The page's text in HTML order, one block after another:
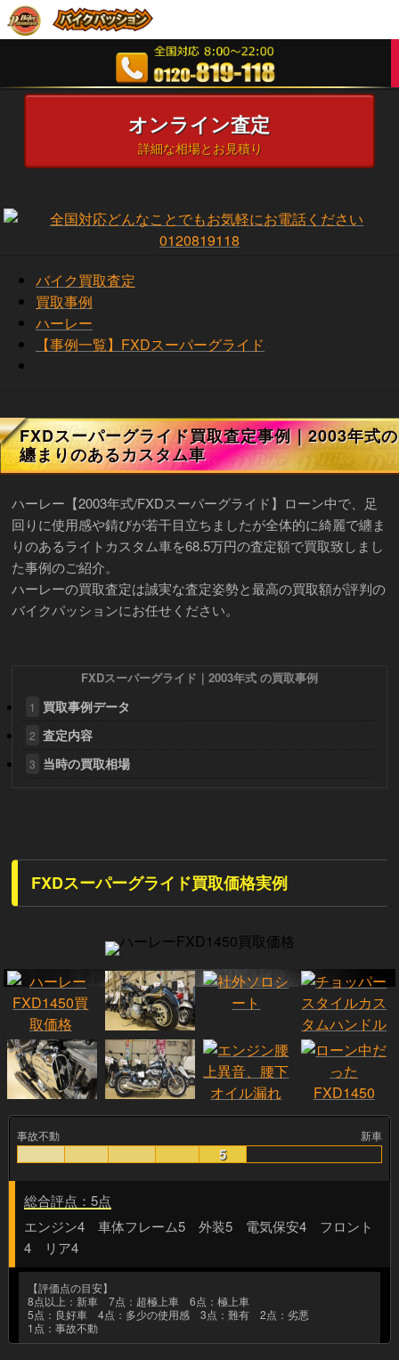
オンライン査定
詳細な相場とお見積り
バイク買取査定
買取事例
ハーレー
【事例一覧】FXDスーパーグライド
FXDスーパーグライド買取査定事例｜2003年式の
纏まりのあるカスタム車
ハーレー【2003年式/FXDスーパーグライド】ローン中で、足
回りに使用感や錆びが若干目立ちましたが全体的に綺麗で纏ま
りのあるライトカスタム車を68.5万円の査定額で買取致しまし
た事例のご紹介。
ハーレーの買取査定は誠実な査定姿勢と最高の買取額が評判の
バイクパッションにお任せください。
FXDスーパーグライド｜2003年式 の買取事例
1 買取事例データ
2 査定内容
3 当時の買取相場
FXDスーパーグライド買取価格実例
事故不動 新車
5
総合評点：5点
エンジン4 車体フレーム5 外装5 電気保安4 フロント
4 リア4
【評価点の目安】
8点以上：新車 7点：超極上車 6点：極上車
5点：良好車 4点：多少の使用感 3点：難有 2点：劣悪
1点：事故不動